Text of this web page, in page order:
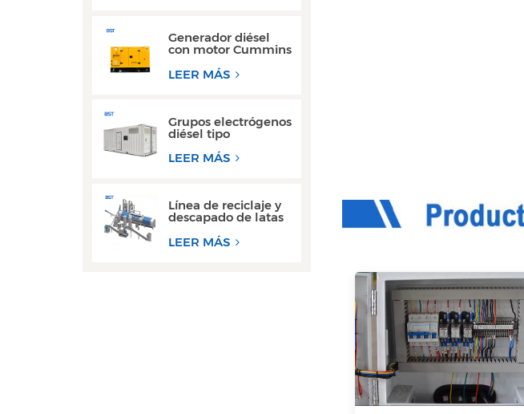
Generador diésel
con motor Cummins
silencioso de 100
LEER MÁS
Grupos electrógenos
diésel tipo
contenedor de 300
kW y 350 kVA, los
LEER MÁS
Línea de reciclaje y
descapado de latas
desecho de alto
LEER MÁS